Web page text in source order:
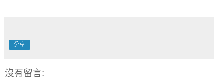
分享
沒有留言: